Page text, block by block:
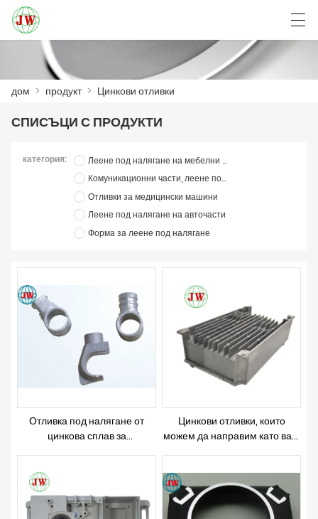
ПРОДУКТ
VISITA Á FÁBRICA
СВЪРЖЕТЕ СЕ С НАС
ЗА НАС
العربية Deutsch English
дом > продукт > Цинкови отливки
СПИСЪЦИ С ПРОДУКТИ
категория:
Леене под налягане на мебелни части
Комуникационни части, леене под налягане
Отливки за медицински машини
Леене под налягане на авточасти
Форма за леене под налягане
Отливка под налягане от
цинкова сплав за
Цинкови отливки, които
можем да направим като ваш